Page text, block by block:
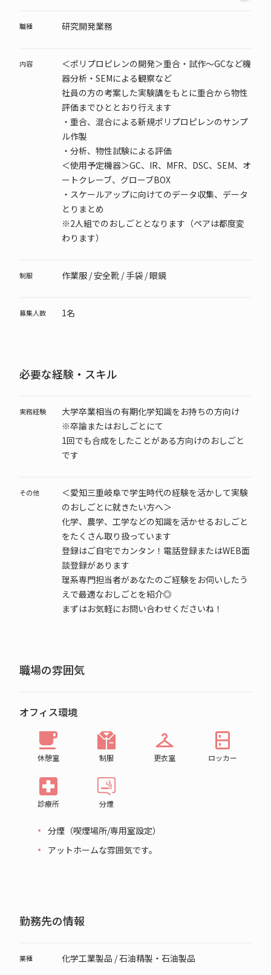
職種 研究開発業務
内容
＜ポリプロピレンの開発＞重合・試作～GCなど機
器分析・SEMによる観察など
社員の方の考案した実験講をもとに重合から物性
評価までひととおり行えます
・重合、混合による新規ポリプロピレンのサンプ
ル作製
・分析、物性試験による評価
＜使用予定機器＞GC、IR、MFR、DSC、SEM、オ
ートクレーブ、グローブBOX
・スケールアップに向けてのデータ収集、データ
とりまとめ
※2人組でのおしごととなります（ペアは都度変
わります）
制服 作業服 / 安全靴 / 手袋 / 眼鏡
募集人数 1名
必要な経験・スキル
実務経験
大学卒業相当の有期化学知識をお持ちの方向け
※卒論またはおしごとにて
1回でも合成をしたことがある方向けのおしごと
です
その他
＜愛知三重岐阜で学生時代の経験を活かして実験
のおしごとに就きたい方へ＞
化学、農学、工学などの知識を活かせるおしごと
をたくさん取り扱っています
登録はご自宅でカンタン！電話登録またはWEB面
談登録があります
理系専門担当者があなたのご経験をお伺いしたう
えで最適なおしごとを紹介◎
まずはお気軽にお問い合わせくださいね！
職場の雰囲気
オフィス環境
休憩室 制服 更衣室 ロッカー
診療所 分煙
分煙（喫煙場所/専用室設定）
アットホームな雰囲気です。
勤務先の情報
業種 化学工業製品 / 石油精製・石油製品